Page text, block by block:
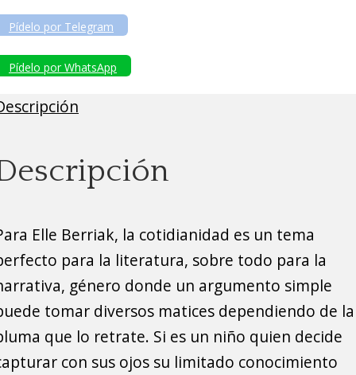
Pídelo por Telegram
Pídelo por WhatsApp
Elle Berriak, la cotidianidad es un tema
para la literatura, sobre todo para la
género donde un argumento simple
tomar diversos matices dependiendo de la
que lo retrate. Si es un niño quien decide
con sus ojos su limitado conocimiento